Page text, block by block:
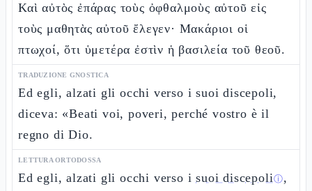
Καὶ αὐτὸς ἐπάρας τοὺς ὀφθαλμοὺς αὐτοῦ εἰς
τοὺς μαθητὰς αὐτοῦ ἔλεγεν· Μακάριοι οἱ
πτωχοί, ὅτι ὑμετέρα ἐστὶν ἡ βασιλεία τοῦ θεοῦ.
TRADUZIONE GNOSTICA
Ed egli, alzati gli occhi verso i suoi discepoli,
diceva: «Beati voi, poveri, perché vostro è il
regno di Dio.
LETTURA ORTODOSSA
Ed egli, alzati gli occhi verso isuoi discepoliⓘ,